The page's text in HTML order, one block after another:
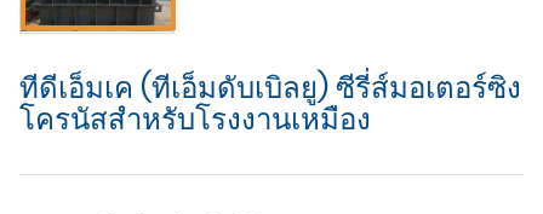
ทีดีเอ็มเค (ทีเอ็มดับเบิลยู) ซีรี่ส์มอเตอร์ซิง
โครนัสสำหรับโรงงานเหมือง